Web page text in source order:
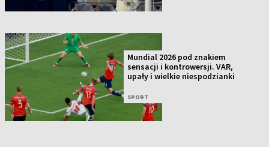
Mundial 2026 pod znakiem
sensacji i kontrowersji. VAR,
upały i wielkie niespodzianki
SPORT